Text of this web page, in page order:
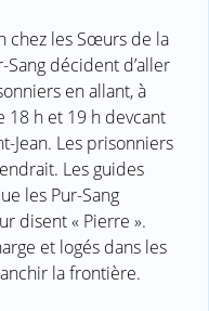
chez les Sœurs de la
décident d’aller
en allant, à
18 h et 19 h devcant
Jean. Les prisonniers
Les guides
les Pur-Sang
disent « Pierre ».
et logés dans les
la frontière.